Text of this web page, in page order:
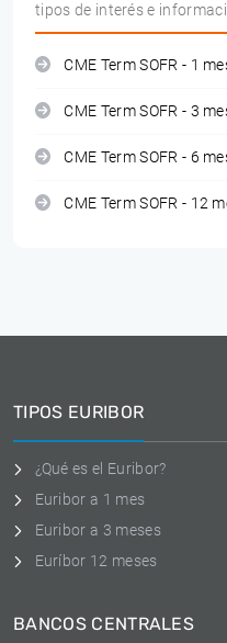
tipos de interés e
CME Term SOFR - 1
CME Term SOFR - 3
CME Term SOFR - 6
CME Term SOFR - 12
TIPOS EURIBOR
¿Qué es el Euribor?
Euribor a 1 mes
Euribor a 3 meses
Euríbor 12 meses
BANCOS CENTRALES